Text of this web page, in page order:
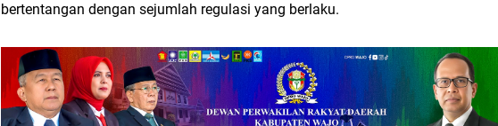
bertentangan dengan sejumlah regulasi yang berlaku.